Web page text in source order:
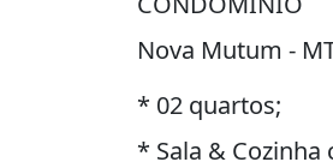
Nova Mutum -
* 02 quartos;
* Sala & Cozinha